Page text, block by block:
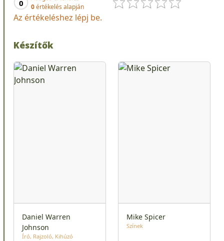
0
0értékelés alapján
Az értékeléshez lépj be.
Készítők
Daniel Warren
Johnson
Író Rajzoló Kihúzó
Mike Spicer
Színek